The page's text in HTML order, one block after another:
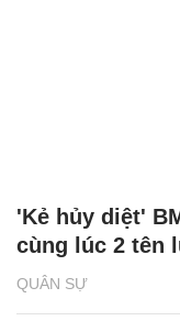
QUÂN SỰ
'Kẻ hủy diệt'
cùng lúc 2 tên